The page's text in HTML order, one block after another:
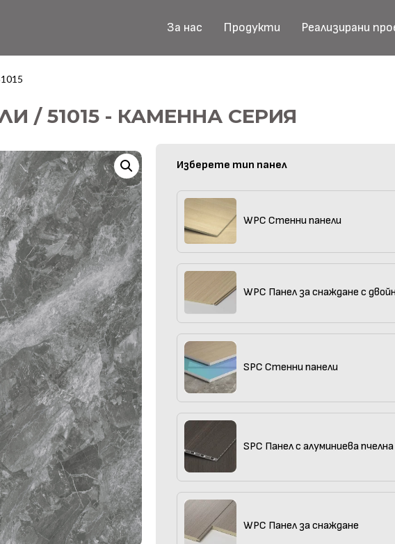
За нас Продукти Реализирани
/ 51015 - КАМЕННА СЕРИЯ
Изберете тип панел
WPC Стенни панели
WPC Панел за снаждане с
SPC Стенни панели
SPC Панел с алуминиева
WPC Панел за снаждане